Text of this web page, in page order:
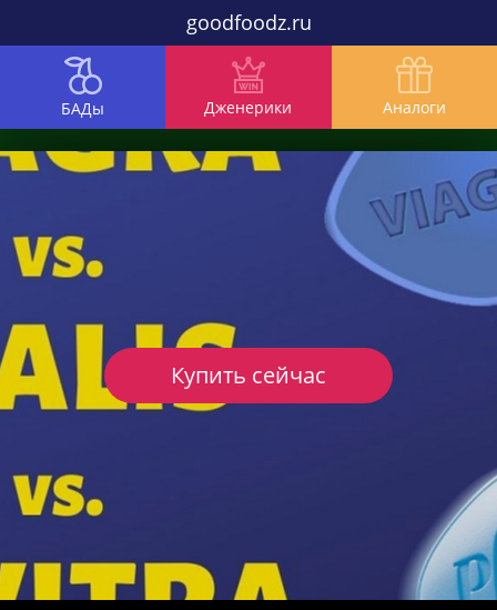
goodfoodz.ru
БАДы Дженерики Аналоги
Купить сейчас